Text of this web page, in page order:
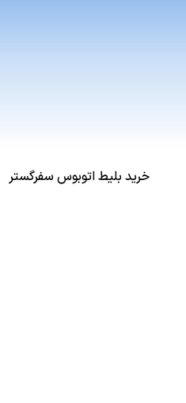
خرید بلیط اتوبوس سفرگستر